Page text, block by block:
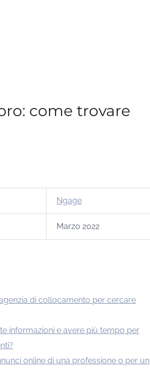
come trovare
Ngage
Marzo 2022
di collocamento per cercare
informazioni e avere più tempo per
online di una professione o per un